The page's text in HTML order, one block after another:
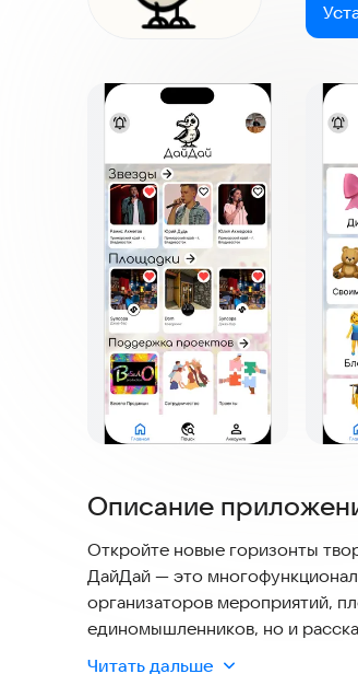
Скриншоты
Описание
Откройте новые горизонты
ДайДай — это
организаторов мероприятий,
единомышленников, но и
обратную связь и поддержку.
Читать дальше